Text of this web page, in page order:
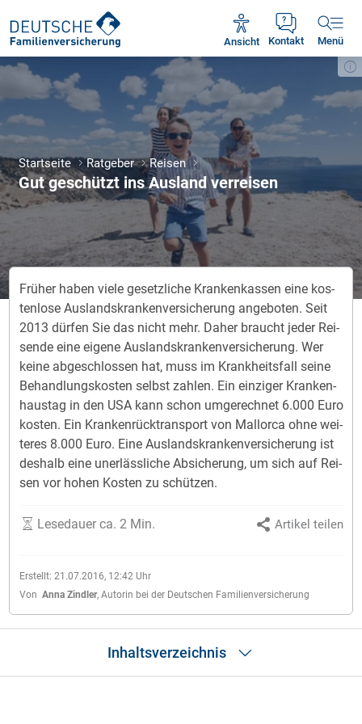
Kontakt
Ansicht Menü
Mo - Fr 09:00 - 18:30 Uhr
Startseite Ratgeber Reisen
Gut ge­schüt­zt ins Aus­land ver­rei­sen
Frü­her ha­ben vie­le ge­setz­li­che Kran­ken­kas­sen eine kos­
ten­lo­se Aus­lands­kran­ken­ver­siche­rung an­ge­bo­ten. Seit
2013 dür­fen Sie das nicht mehr. Da­her braucht je­der Rei­
sen­de eine ei­ge­ne Aus­lands­kran­ken­ver­siche­rung. Wer
kei­ne ab­ge­schlos­sen hat, muss im Kran­kheits­fall sei­ne
Be­hand­lungs­kos­ten selbst zah­len. Ein ein­zi­ger Kran­ken­
haus­tag in den USA kann schon um­ge­rech­net 6.000 Euro
kos­ten. Ein Kran­ken­rück­trans­port von Mal­lor­ca ohne wei­
te­res 8.000 Euro. Eine Aus­lands­kran­ken­ver­siche­rung ist
des­halb eine un­er­läss­li­che Ab­si­che­rung, um sich auf Rei­
sen vor ho­hen Kos­ten zu schüt­zen.
Erstellt: 21.07.2016, 12:42Uhr
Von Anna Zindler, Autorin bei der Deutschen Familienversicherung
Lesedauer ca. 2 Min. Artikel teilen
Inhaltsverzeichnis